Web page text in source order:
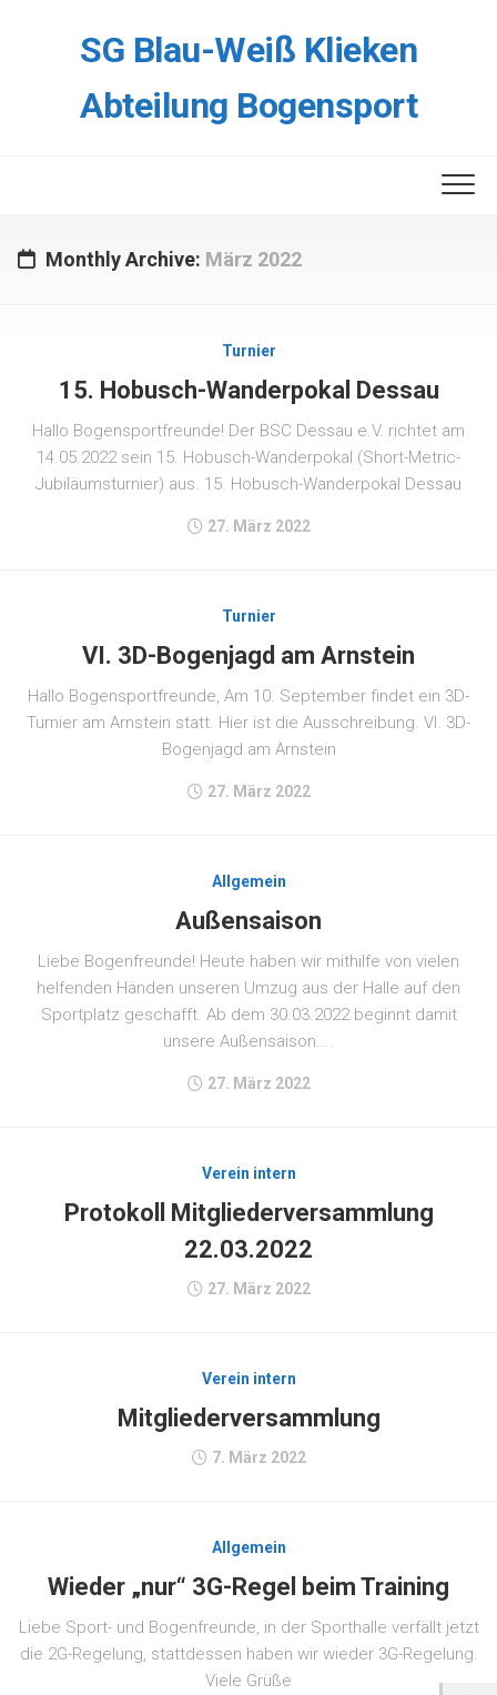
SG Blau-Weiß Klieken
Abteilung Bogensport
Monthly Archive: März 2022
Turnier
15. Hobusch-Wanderpokal Dessau
Hallo Bogensportfreunde! Der BSC Dessau e.V. richtet am
14.05.2022 sein 15. Hobusch-Wanderpokal (Short-Metric-
Jubiläumsturnier) aus. 15. Hobusch-Wanderpokal Dessau
27. März 2022
Turnier
VI. 3D-Bogenjagd am Arnstein
Hallo Bogensportfreunde, Am 10. September findet ein 3D-
Turnier am Arnstein statt. Hier ist die Ausschreibung. VI. 3D-
Bogenjagd am Arnstein
27. März 2022
Allgemein
Außensaison
Liebe Bogenfreunde! Heute haben wir mithilfe von vielen
helfenden Händen unseren Umzug aus der Halle auf den
Sportplatz geschafft. Ab dem 30.03.2022 beginnt damit
unsere Außensaison....
27. März 2022
Verein intern
Protokoll Mitgliederversammlung
22.03.2022
27. März 2022
Verein intern
Mitgliederversammlung
7. März 2022
Allgemein
Wieder „nur“ 3G-Regel beim Training
Liebe Sport- und Bogenfreunde, in der Sporthalle verfällt jetzt
die 2G-Regelung, stattdessen haben wir wieder 3G-Regelung.
Viele Grüße